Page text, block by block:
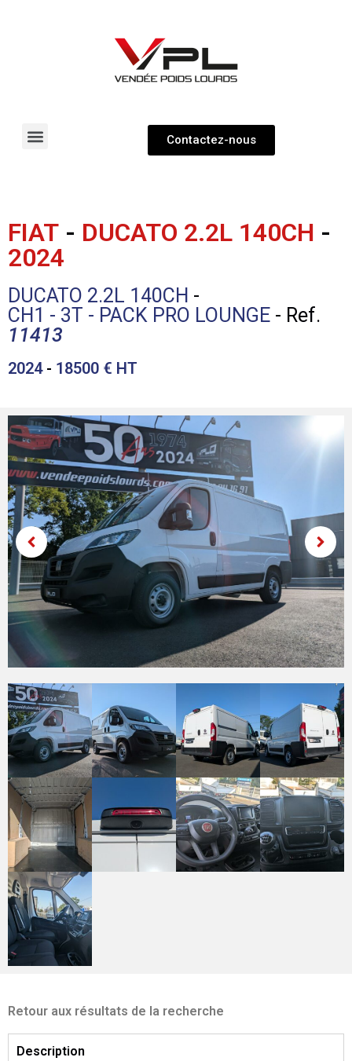
Contactez-nous
FIAT - DUCATO 2.2L 140CH -
2024
DUCATO 2.2L 140CH -
CH1 - 3T - PACK PRO LOUNGE - Ref.
11413
2024- 18500 € HT
Retour aux résultats de la recherche
Description